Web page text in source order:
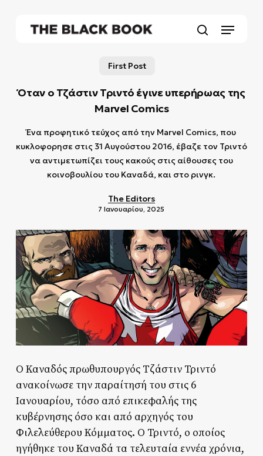
Menu
First Post
Όταν ο Τζάστιν Τριντό έγινε υπερήρωας της
Marvel Comics
Ένα προφητικό τεύχος από την Marvel Comics, που
κυκλοφορησε στις 31 Αυγούστου 2016, έβαζε τον Τριντό
να αντιμετωπίζει τους κακούς στις αίθουσες του
κοινοβουλίου του Καναδά, και στο ρινγκ.
The Editors
7 Ιανουαρίου, 2025
Ο Καναδός πρωθυπουργός Τζάστιν Τριντό
ανακοίνωσε την παραίτησή του στις 6
Ιανουαρίου, τόσο από επικεφαλής της
κυβέρνησης όσο και από αρχηγός του
Φιλελεύθερου Κόμματος. Ο Τριντό, ο οποίος
ηγήθηκε του Καναδά τα τελευταία εννέα χρόνια,